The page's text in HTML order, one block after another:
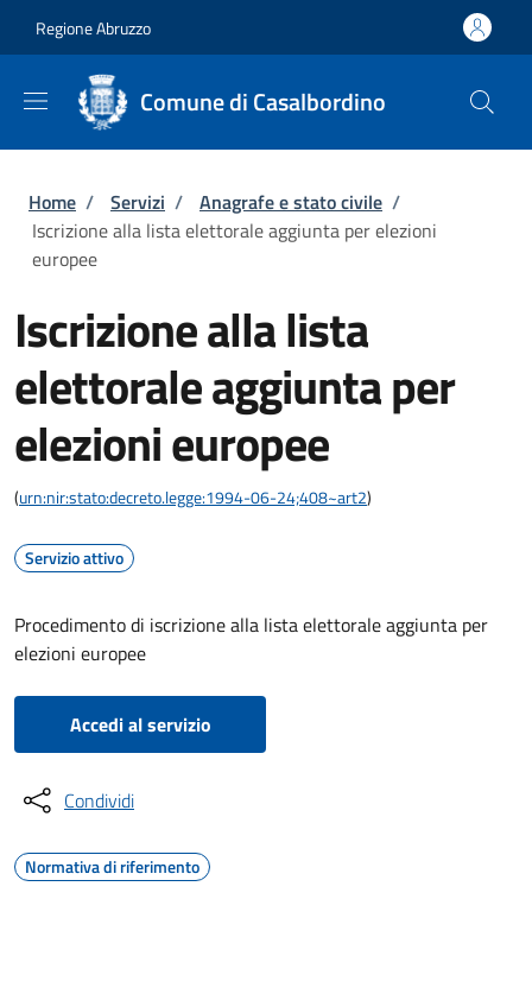
Regione Abruzzo
Comune di Casalbordino
Briciole di pane
Home / Servizi / Anagrafe e stato civile /
Iscrizione alla lista elettorale aggiunta per elezioni
europee
Iscrizione alla lista
elettorale aggiunta per
elezioni europee
(urn:nir:stato:decreto.legge:1994-06-24;408~art2)
Servizio attivo
Procedimento di iscrizione alla lista elettorale aggiunta per
elezioni europee
Accedi al servizio
Condividi
Normativa di riferimento